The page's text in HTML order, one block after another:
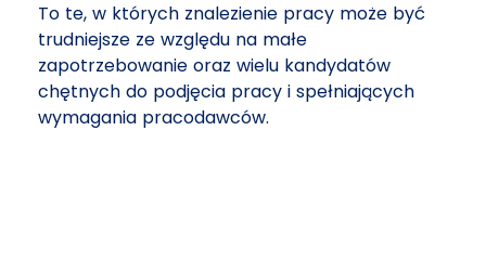
To te, w których znalezienie pracy może być
trudniejsze ze względu na małe
zapotrzebowanie oraz wielu kandydatów
chętnych do podjęcia pracy i spełniających
wymagania pracodawców.